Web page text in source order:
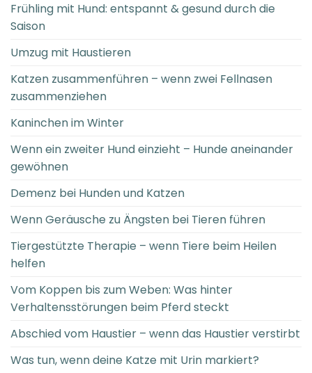
Frühling mit Hund: entspannt & gesund durch die
Saison
Umzug mit Haustieren
Katzen zusammenführen – wenn zwei Fellnasen
zusammenziehen
Kaninchen im Winter
Wenn ein zweiter Hund einzieht – Hunde aneinander
gewöhnen
Demenz bei Hunden und Katzen
Wenn Geräusche zu Ängsten bei Tieren führen
Tiergestützte Therapie – wenn Tiere beim Heilen
helfen
Vom Koppen bis zum Weben: Was hinter
Verhaltensstörungen beim Pferd steckt
Abschied vom Haustier – wenn das Haustier verstirbt
Was tun, wenn deine Katze mit Urin markiert?